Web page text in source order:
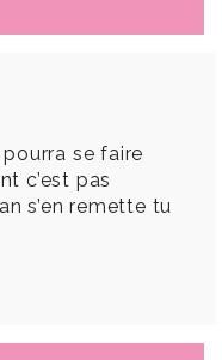
se faire
c’est pas
s’en remette tu